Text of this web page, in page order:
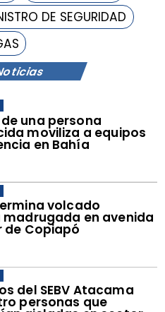
una persona
moviliza a equipos
en Bahía
volcado
en avenida
de Copiapó
del SEBV Atacama
personas que
DE SEGURIDAD